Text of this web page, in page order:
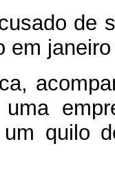
de
em
uma
um quilo